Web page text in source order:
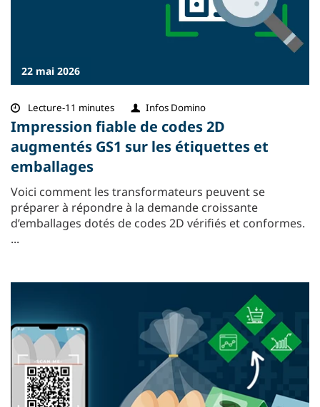
22 mai 2026
Lecture-11 minutes Infos Domino
Impression fiable de codes 2D
augmentés GS1 sur les étiquettes et
emballages
Voici comment les transformateurs peuvent se
préparer à répondre à la demande croissante
d’emballages dotés de codes 2D vérifiés et conformes.
...